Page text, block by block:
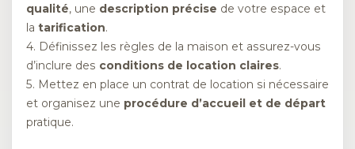
qualité, une description précise de votre espace et
la tarification.
4. Définissez les règles de la maison et assurez-vous
d’inclure des conditions de location claires.
5. Mettez en place un contrat de location si nécessaire
et organisez une procédure d’accueil et de départ
pratique.